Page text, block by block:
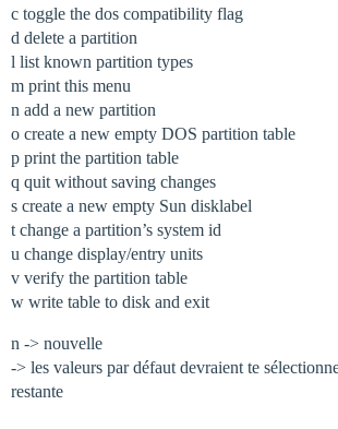
c toggle the dos compatibility flag
d delete a partition
l list known partition types
m print this menu
n add a new partition
o create a new empty DOS partition table
p print the partition table
q quit without saving changes
s create a new empty Sun disklabel
t change a partition’s system id
u change display/entry units
v verify the partition table
w write table to disk and exit
n -> nouvelle
-> les valeurs par défaut devraient te
restante